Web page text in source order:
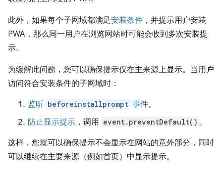
此外，如果每个子网域都满足安装条件 ，并提示用户安装
PWA，那么同一用户在浏览网站时可能会收到多次安装提
示。
为缓解此问题，您可以确保提示仅在主来源上显示。当用户
访问符合安装条件的子网域时：
监听 beforeinstallprompt 事件。
防止显示提示 ，调用 event.preventDefault() 。
这样，您就可以确保提示不会显示在网站的意外部分，同时
可以继续在主要来源（例如首页）中显示提示。